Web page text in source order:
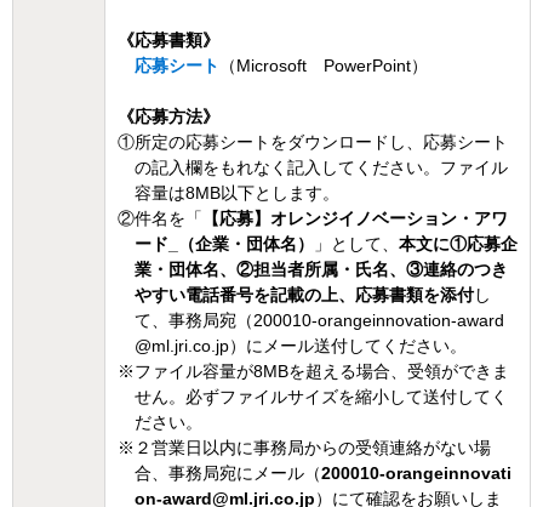
《応募書類》
応募シート
（Microsoft PowerPoint）
《応募方法》
①所定の応募シートをダウンロードし、応募シート
の記入欄をもれなく記入してください。ファイル
容量は8MB以下とします。
②件名を「
【応募】オレンジイノベーション・アワ
ード_（企業・団体名）
」として、 本文に①応募企
業・団体名、②担当者所属・氏名、③連絡のつき
やすい電話番号を記載の上、応募書類を添付し
て、事務局宛（200010-orangeinnovation-award
@ml.jri.co.jp）にメール送付してください。
※ファイル容量が8MBを超える場合、受領ができま
せん。必ずファイルサイズを縮小して送付してく
ださい。
※２営業日以内に事務局からの受領連絡がない場
合、事務局宛にメール（200010-orangeinnovati
on-award@ml.jri.co.jp）にて確認をお願いしま